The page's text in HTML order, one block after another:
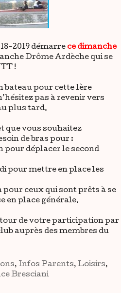
2019 démarre ce dimanche
Drôme Ardèche qui se
!
bateau pour cette 1ère
pas à revenir vers
plus tard.
que vous souhaitez
de bras pour :
pour déplacer le second
pour mettre en place les
pour ceux qui sont prêts à se
en place générale.
de votre participation par
auprès des membres du
, Infos Parents, Loisirs,
Bresciani